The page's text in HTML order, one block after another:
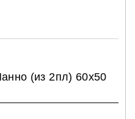
(из 2пл) 60х50